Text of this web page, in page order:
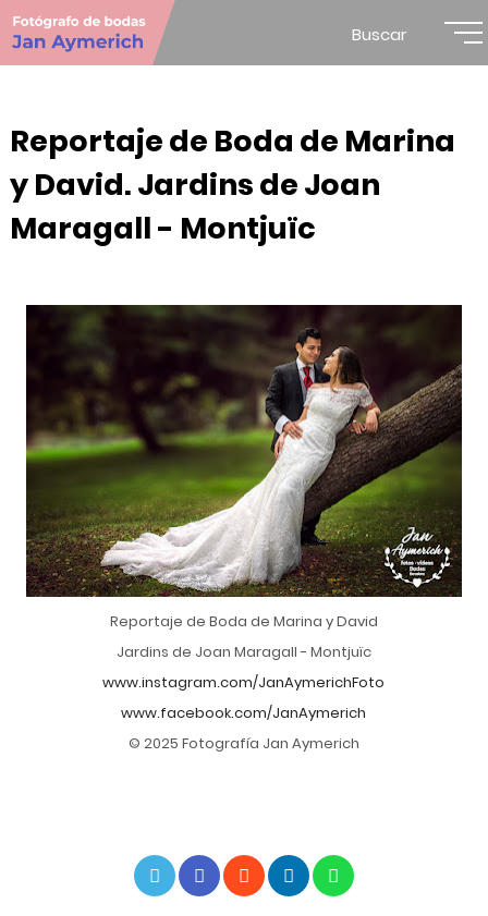
Buscar
Reportaje de Boda de Marina
y David. Jardins de Joan
Maragall - Montjuïc
Reportaje de Boda de Marina y David
Jardins de Joan Maragall - Montjuïc
www.instagram.com/JanAymerichFoto
www.facebook.com/JanAymerich
© 2025 Fotografía Jan Aymerich